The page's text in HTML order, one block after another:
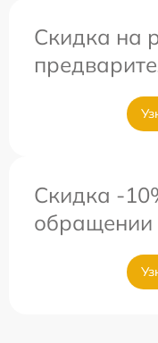
Скидка на
Скидка -
обращении